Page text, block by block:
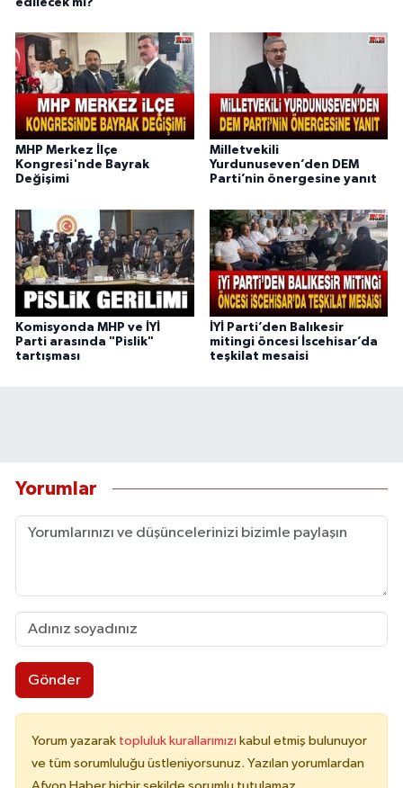
MHP Merkez İlçe
Kongresi'nde Bayrak
Değişimi
Milletvekili
Yurdunuseven’den DEM
Parti’nin önergesine yanıt
Komisyonda MHP ve İYİ
Parti arasında "Pislik"
tartışması
İYİ Parti’den Balıkesir
mitingi öncesi İscehisar’da
teşkilat mesaisi
Yorumlar
Gönder
Yorum yazarak topluluk kurallarımızı kabul etmiş bulunuyor
ve tüm sorumluluğu üstleniyorsunuz. Yazılan yorumlardan